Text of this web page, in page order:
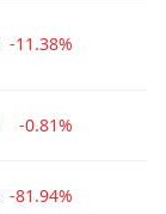
-11.38%
-0.81%
-81.94%